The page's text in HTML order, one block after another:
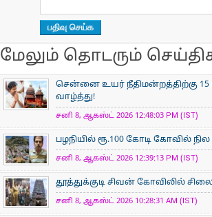
மேலும் தொடரும்
சென்னை உயர் நீதிமன்றத்திற்கு 15
வாழ்த்து!
சனி 8, ஆகஸ்ட் 2026 12:48:03 PM (IST)
பழநியில் ரூ.100 கோடி கோவில்
சனி 8, ஆகஸ்ட் 2026 12:39:13 PM (IST)
தூத்துக்குடி சிவன் கோவிலில் சிலை
சனி 8, ஆகஸ்ட் 2026 10:28:31 AM (IST)